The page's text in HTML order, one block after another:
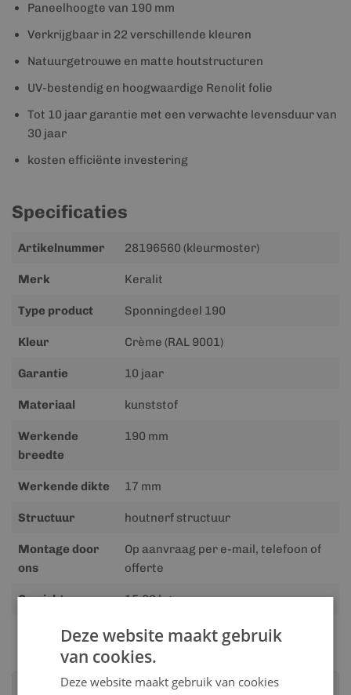
Paneelhoogte van 190 mm
Verkrijgbaar in 22 verschillende kleuren
Natuurgetrouwe en matte houtstructuren
UV-bestendig en hoogwaardige Renolit folie
Tot 10 jaar garantie met een verwachte levensduur van
30 jaar
kosten efficiënte investering
Specificaties
Meer
Artikelnummer 28196560 (kleurmoster)
Merk Keralit
Type product Sponningdeel 190
Kleur Crème (RAL 9001)
Garantie 10 jaar
Materiaal kunststof
Werkende
breedte
190 mm
Werkende dikte 17 mm
Structuur houtnerf structuur
Montage door
ons
Op aanvraag per e-mail, telefoon of
offerte
Gewicht 15.00 kg
Advies nodig?
Deze website maakt gebruik
van cookies.
Deze website maakt gebruik van cookies